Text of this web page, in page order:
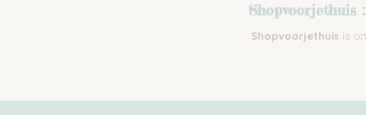
Shopvoorjethuis
Shopvoorjethuis is